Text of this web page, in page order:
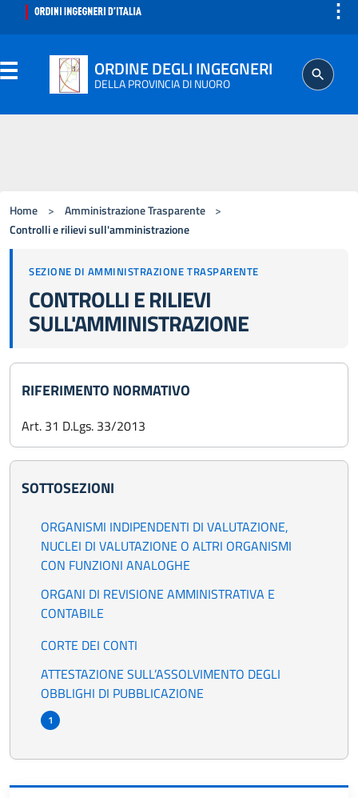
⋮
ORDINE DEGLI INGEGNERI
DELLA PROVINCIA DI NUORO
ISCRITTO
PROFESSIONE
AGGIORNAMENTO PROFESSIONALE
Home > Amministrazione Trasparente
>
Controlli e rilievi sull'amministrazione
SEZIONE DI AMMINISTRAZIONE TRASPARENTE
CONTROLLI E RILIEVI
SULL'AMMINISTRAZIONE
RIFERIMENTO NORMATIVO
Art. 31 D.Lgs. 33/2013
SOTTOSEZIONI
ORGANISMI INDIPENDENTI DI VALUTAZIONE,
NUCLEI DI VALUTAZIONE O ALTRI ORGANISMI
CON FUNZIONI ANALOGHE
ORGANI DI REVISIONE AMMINISTRATIVA E
CONTABILE
CORTE DEI CONTI
ATTESTAZIONE SULL’ASSOLVIMENTO DEGLI
OBBLIGHI DI PUBBLICAZIONE
1